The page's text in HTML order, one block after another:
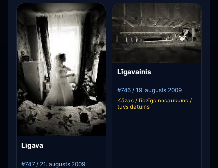
Līgava
#747 / 21. augusts 2009
Līgavainis
#746 / 19. augusts 2009
Kāzas / līdzīgs nosaukums /
tuvs datums